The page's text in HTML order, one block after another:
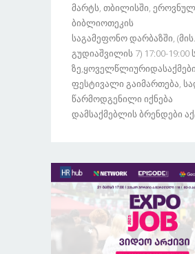
Მარტს, Თბილისში,
Ბიბლიოთეკის
Საგამეფონო Დარბაზში,
Გუდიაშვილის 7) 17:00-19:00
Ფესტივალი Გაიმართება,
Წარმოდგენილი Იქნება
Დამსაქმებლის Ბრენდები